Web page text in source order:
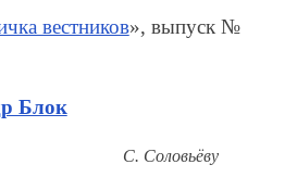
вестников», выпуск №
Блок
С. Соловьёву